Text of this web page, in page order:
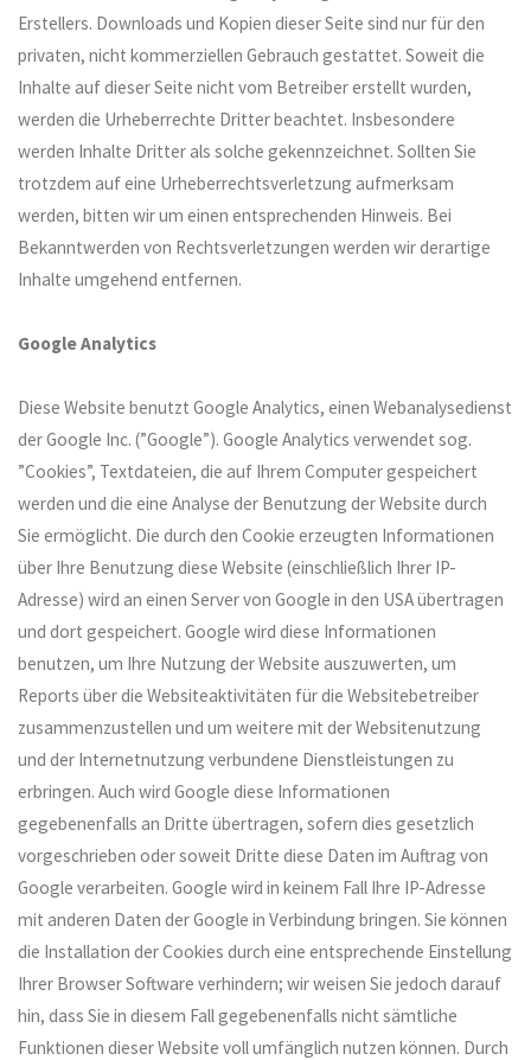
Erstellers. Downloads und Kopien dieser Seite sind nur für den
privaten, nicht kommerziellen Gebrauch gestattet. Soweit die
Inhalte auf dieser Seite nicht vom Betreiber erstellt wurden,
werden die Urheberrechte Dritter beachtet. Insbesondere
werden Inhalte Dritter als solche gekennzeichnet. Sollten Sie
trotzdem auf eine Urheberrechtsverletzung aufmerksam
werden, bitten wir um einen entsprechenden Hinweis. Bei
Bekanntwerden von Rechtsverletzungen werden wir derartige
Inhalte umgehend entfernen.
Google Analytics
Diese Website benutzt Google Analytics, einen Webanalysedienst
der Google Inc. (”Google”). Google Analytics verwendet sog.
”Cookies”, Textdateien, die auf Ihrem Computer gespeichert
werden und die eine Analyse der Benutzung der Website durch
Sie ermöglicht. Die durch den Cookie erzeugten Informationen
über Ihre Benutzung diese Website (einschließlich Ihrer IP-
Adresse) wird an einen Server von Google in den USA übertragen
und dort gespeichert. Google wird diese Informationen
benutzen, um Ihre Nutzung der Website auszuwerten, um
Reports über die Websiteaktivitäten für die Websitebetreiber
zusammenzustellen und um weitere mit der Websitenutzung
und der Internetnutzung verbundene Dienstleistungen zu
erbringen. Auch wird Google diese Informationen
gegebenenfalls an Dritte übertragen, sofern dies gesetzlich
vorgeschrieben oder soweit Dritte diese Daten im Auftrag von
Google verarbeiten. Google wird in keinem Fall Ihre IP-Adresse
mit anderen Daten der Google in Verbindung bringen. Sie können
die Installation der Cookies durch eine entsprechende Einstellung
Ihrer Browser Software verhindern; wir weisen Sie jedoch darauf
hin, dass Sie in diesem Fall gegebenenfalls nicht sämtliche
Funktionen dieser Website voll umfänglich nutzen können. Durch